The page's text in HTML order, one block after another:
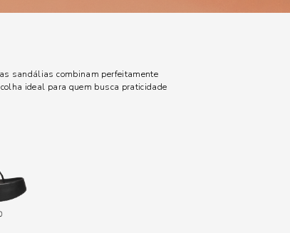
sandálias combinam perfeitamente
ideal para quem busca praticidade